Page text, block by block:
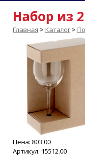
Набор из
Главная > Каталог >
Цена: 803.00
Артикул: 15512.00